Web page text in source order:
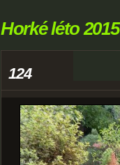
Horké léto 2015
124